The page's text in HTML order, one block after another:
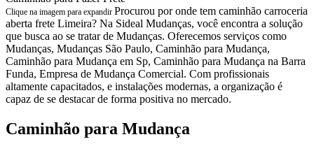
Clique na imagem para expandir Procurou por onde tem caminhão carroceria
aberta frete Limeira? Na Sideal Mudanças, você encontra a solução
que busca ao se tratar de Mudanças. Oferecemos serviços como
Mudanças, Mudanças São Paulo, Caminhão para Mudança,
Caminhão para Mudança em Sp, Caminhão para Mudança na Barra
Funda, Empresa de Mudança Comercial. Com profissionais
altamente capacitados, e instalações modernas, a organização é
capaz de se destacar de forma positiva no mercado.
Caminhão para Mudança